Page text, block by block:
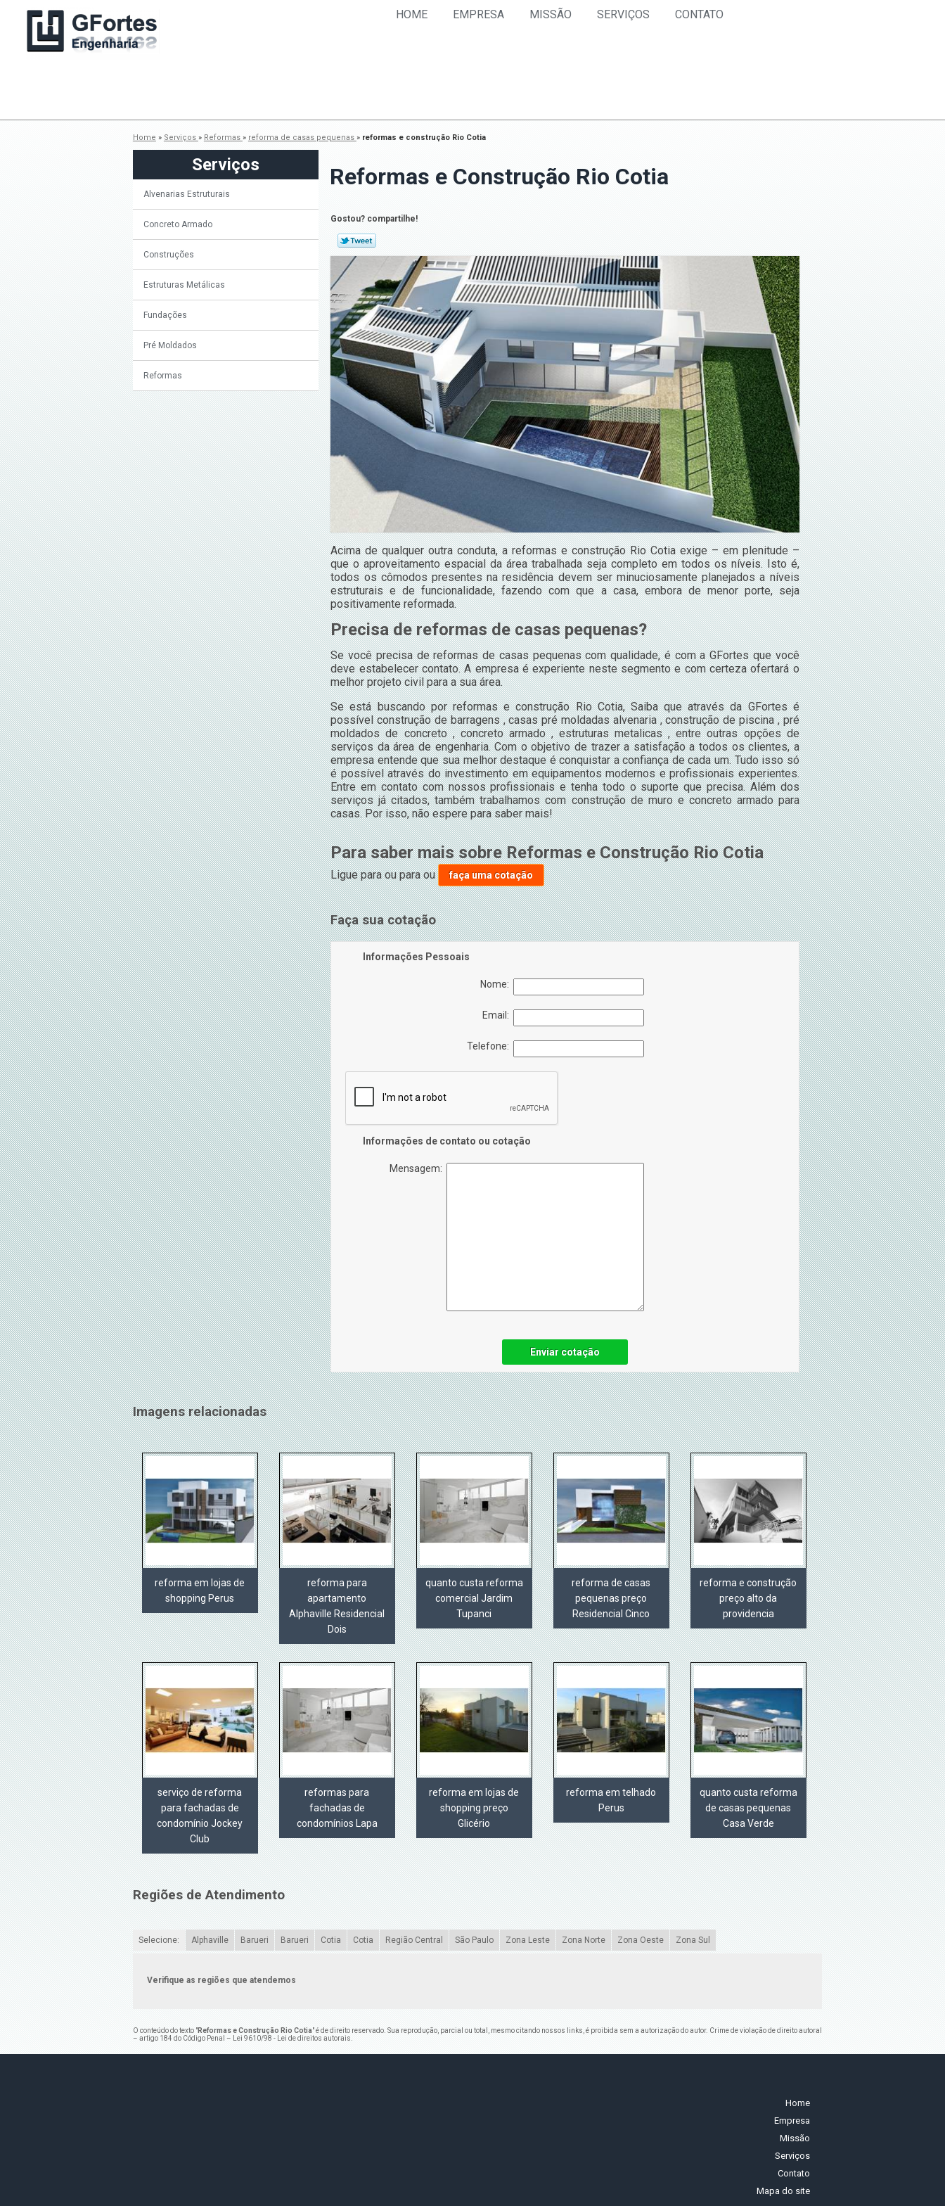
HOME EMPRESA MISSÃO SERVIÇOS CONTATO
Home » Serviços » Reformas » reforma de casas pequenas » reformas e construção Rio Cotia
Serviços
Alvenarias Estruturais
Concreto Armado
Construções
Estruturas Metálicas
Fundações
Pré Moldados
Reformas
Reformas e Construção Rio Cotia
Gostou? compartilhe!
Acima de qualquer outra conduta, a reformas e construção Rio Cotia exige – em plenitude –
que o aproveitamento espacial da área trabalhada seja completo em todos os níveis. Isto é,
todos os cômodos presentes na residência devem ser minuciosamente planejados a níveis
estruturais e de funcionalidade, fazendo com que a casa, embora de menor porte, seja
positivamente reformada.
Precisa de reformas de casas pequenas?
Se você precisa de reformas de casas pequenas com qualidade, é com a GFortes que você
deve estabelecer contato. A empresa é experiente neste segmento e com certeza ofertará o
melhor projeto civil para a sua área.
Se está buscando por reformas e construção Rio Cotia, Saiba que através da GFortes é
possível construção de barragens , casas pré moldadas alvenaria , construção de piscina , pré
moldados de concreto , concreto armado , estruturas metalicas , entre outras opções de
serviços da área de engenharia. Com o objetivo de trazer a satisfação a todos os clientes, a
empresa entende que sua melhor destaque é conquistar a confiança de cada um. Tudo isso só
é possível através do investimento em equipamentos modernos e profissionais experientes.
Entre em contato com nossos profissionais e tenha todo o suporte que precisa. Além dos
serviços já citados, também trabalhamos com construção de muro e concreto armado para
casas. Por isso, não espere para saber mais!
Para saber mais sobre Reformas e Construção Rio Cotia
Ligue paraou paraou faça uma cotação
Faça sua cotação
Informações Pessoais
Nome:
Email:
Telefone:
Informações de contato ou cotação
Mensagem:
Enviar cotação
Imagens relacionadas
reforma em lojas de
shopping Perus
reforma para
apartamento
Alphaville Residencial
Dois
quanto custa reforma
comercial Jardim
Tupanci
reforma de casas
pequenas preço
Residencial Cinco
reforma e construção
preço alto da
providencia
serviço de reforma
para fachadas de
condomínio Jockey
Club
reformas para
fachadas de
condomínios Lapa
reforma em lojas de
shopping preço
Glicério
reforma em telhado
Perus
quanto custa reforma
de casas pequenas
Casa Verde
Regiões de Atendimento
Selecione: Alphaville Barueri Barueri Cotia Cotia Região Central São Paulo Zona Leste Zona Norte Zona Oeste Zona Sul
Verifique as regiões que atendemos
O conteúdo do texto "Reformas e Construção Rio Cotia" é de direito reservado. Sua reprodução, parcial ou total, mesmo citando nossos links, é proibida sem a autorização do autor. Crime de violação de direito autoral
– artigo 184 do Código Penal –
Lei 9610/98 - Lei de direitos autorais
Home
Empresa
Missão
Serviços
Contato
Mapa do site